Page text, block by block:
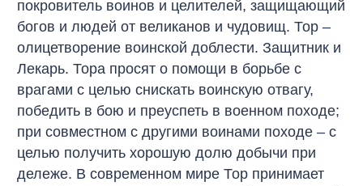
покровитель воинов и целителей, защищающий
богов и людей от великанов и чудовищ. Тор –
олицетворение воинской доблести. Защитник и
Лекарь. Тора просят о помощи в борьбе с
врагами с целью снискать воинскую отвагу,
победить в бою и преуспеть в военном походе;
при совместном с другими воинами походе – с
целью получить хорошую долю добычи при
дележе. В современном мире Тор принимает